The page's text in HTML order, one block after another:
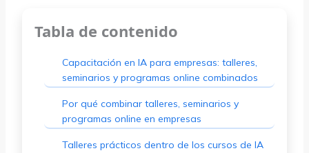
Tabla de contenido
Capacitación en IA para empresas: talleres,
seminarios y programas online combinados
Por qué combinar talleres, seminarios y
programas online en empresas
Talleres prácticos dentro de los cursos de IA